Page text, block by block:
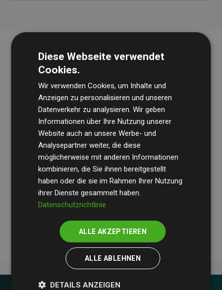
Die Wirtschaftsprüfungsgesellschaft BDOüberprüft
regelmäßig unsere Berechnungen und Methodik, um
Transparenz und Verlässlichkeit sicherzustellen.
Ihre Prüfungen belegen, dass unsere Investitionen in
Klimaschutzprojekte im Durchschnitt200 % der
geschätzten CO₂-Emissionender teilnehmenden
Websites kompensieren – ein klarer Nachweis für die
messbare Klimawirkung unseres Ansatzes.
Diese Webseite verwendet
Cookies.
Wir verwenden Cookies, um Inhalte und
Anzeigen zu personalisieren und unseren
Datenverkehr zu analysieren. Wir geben
Informationen über Ihre Nutzung unserer
Website auch an unsere Werbe- und
Analysepartner weiter, die diese
möglicherweise mit anderen Informationen
kombinieren, die Sie ihnen bereitgestellt
haben oder die sie im Rahmen Ihrer Nutzung
ihrer Dienste gesammelt haben.
Datenschutzrichtlinie
ALLE AKZEPTIEREN
ALLE ABLEHNEN
DETAILS ANZEIGEN